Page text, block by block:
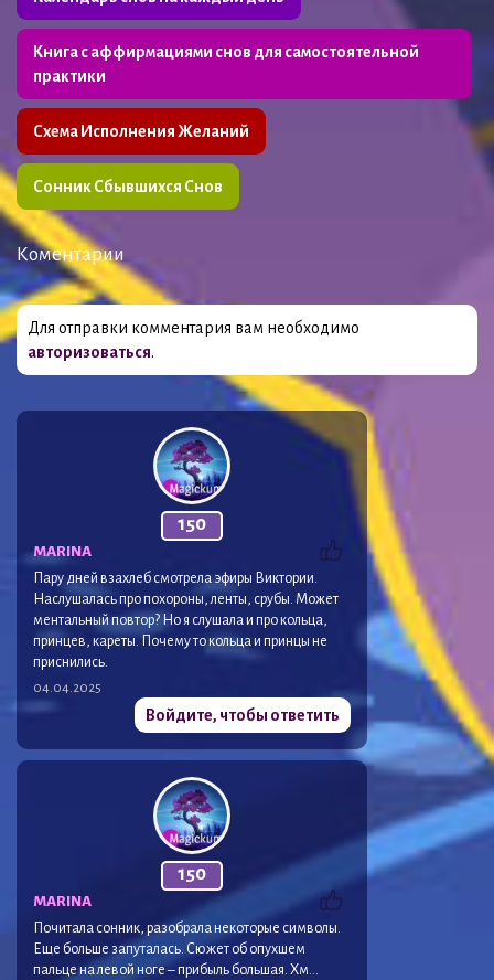
Книга с аффирмациями снов для самостоятельной
практики
Схема Исполнения Желаний
Сонник Сбывшихся Снов
Коментарии
Для отправки комментария вам необходимо
авторизоваться.
150
MARINA
Пару дней взахлеб смотрела эфиры Виктории.
Наслушалась про похороны, ленты, срубы. Может
ментальный повтор? Но я слушала и про кольца,
принцев, кареты. Почему то кольца и принцы не
приснились.
04.04.2025
Войдите, чтобы ответить
150
MARINA
Почитала сонник, разобрала некоторые символы.
Еще больше запуталась. Сюжет об опухшем
пальце на левой ноге – прибыль большая. Хм…